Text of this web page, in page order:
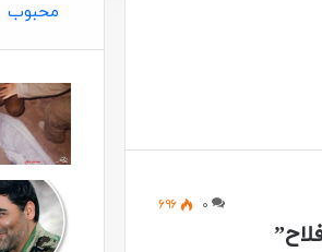
۰ ۶۹۶
محبوب